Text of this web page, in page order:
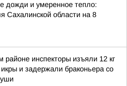
дожди и умеренное тепло:
Сахалинской области на 8
районе инспекторы изъяли 12 кг
и задержали браконьера со